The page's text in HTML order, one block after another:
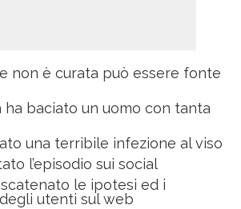
non è curata può essere fonte
ha baciato un uomo con tanta
una terribile infezione al viso
l’episodio sui social
le ipotesi ed i
utenti sul web